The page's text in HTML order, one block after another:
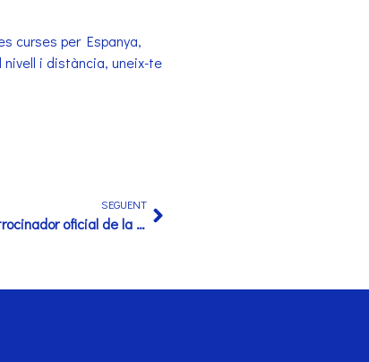
curses per Espanya,
nivell i distància, uneix-te
SEGUENT
ECOTIC Envases es converteix en patrocinador oficial de la Zurich Marató Barcelona 2025, promovent el reciclatge i la sostenibilitat en l’esdeveniment